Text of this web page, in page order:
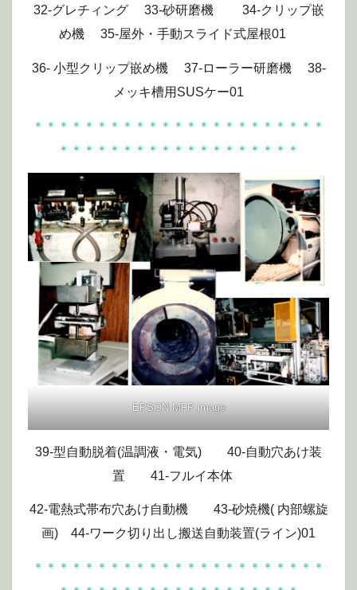
32-グレチィング 33-砂研磨機 34-クリップ嵌
め機 35-屋外・手動スライド式屋根01
36- 小型クリップ嵌め機 37-ローラー研磨機 38-
メッキ槽用SUSケー01
＊＊＊＊＊＊＊＊＊＊＊＊＊＊＊＊＊＊＊＊＊＊＊
＊＊＊＊＊＊＊＊＊＊＊＊＊＊＊＊＊＊＊
EPSON MFP image
39-型自動脱着(温調液・電気) 40-自動穴あけ装
置 41-フルイ本体
42-電熱式帯布穴あけ自動機 43-砂焼機( 内部螺旋
画) 44-ワーク切り出し搬送自動装置(ライン)01
＊＊＊＊＊＊＊＊＊＊＊＊＊＊＊＊＊＊＊＊＊＊＊